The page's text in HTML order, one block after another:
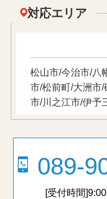
対応エリア
松山市/今治市/八
市/松前町/大洲市
市/川之江市/伊予
089-
[受付時間